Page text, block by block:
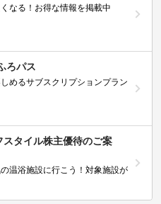
なる！お得な情報を掲載中
ろパス
めるサブスクリプションプラン
スタイル株主優待のご案
温浴施設に行こう！対象施設が